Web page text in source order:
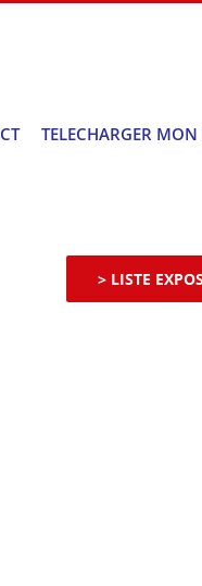
TELECHARGER MON
> LISTE